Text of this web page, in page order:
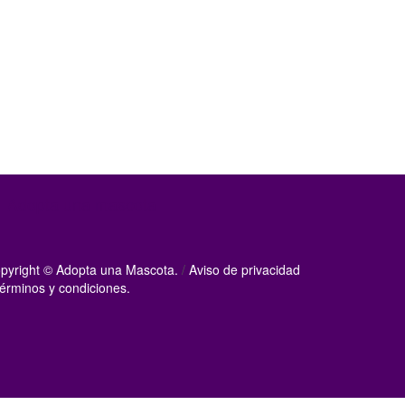
© Adopta una Mascota. / Aviso de privacidad
y condiciones.